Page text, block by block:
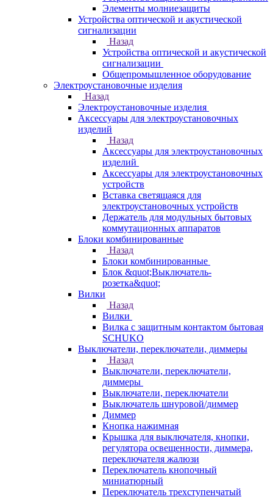
Элементы молниезащиты
Устройства оптической и акустической
сигнализации
Назад
Устройства оптической и акустической
сигнализации
Общепромышленное оборудование
Электроустановочные изделия
Назад
Электроустановочные изделия
Аксессуары для электроустановочных
изделий
Назад
Аксессуары для электроустановочных
изделий
Аксессуары для электроустановочных
устройств
Вставка светящаяся для
электроустановочных устройств
Держатель для модульных бытовых
коммутационных аппаратов
Блоки комбинированные
Назад
Блоки комбинированные
Блок &quot;Выключатель-
розетка&quot;
Вилки
Назад
Вилки
Вилка с защитным контактом бытовая
SCHUKO
Выключатели, переключатели, диммеры
Назад
Выключатели, переключатели,
диммеры
Выключатели, переключатели
Выключатель шнуровой/диммер
Диммер
Кнопка нажимная
Крышка для выключателя, кнопки,
регулятора освещенности, диммера,
переключателя жалюзи
Переключатель кнопочный
миниатюрный
Переключатель трехступенчатый